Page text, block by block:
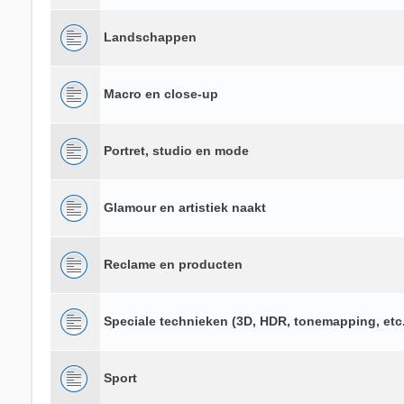
Landschappen
Macro en close-up
Portret, studio en mode
Glamour en artistiek naakt
Reclame en producten
Speciale technieken (3D, HDR, tonemapping,
Sport